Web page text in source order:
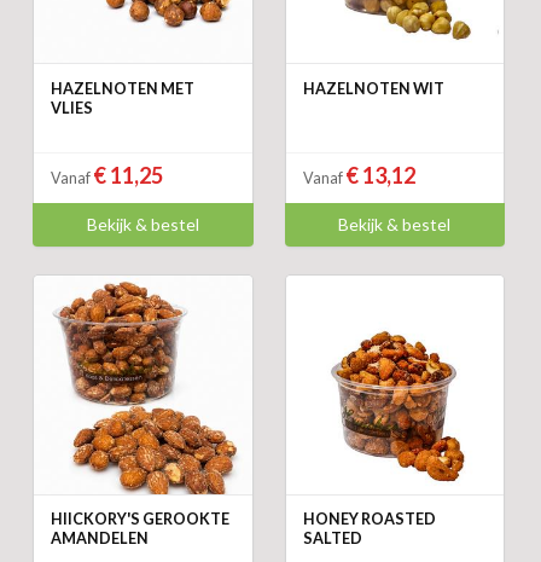
HAZELNOTEN MET
VLIES
Vanaf € 11,25
Bekijk & bestel
HAZELNOTEN WIT
Vanaf € 13,12
Bekijk & bestel
HIICKORY'S GEROOKTE
AMANDELEN
HONEY ROASTED
SALTED